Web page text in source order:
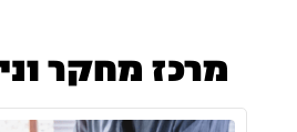
מרכז מחקר